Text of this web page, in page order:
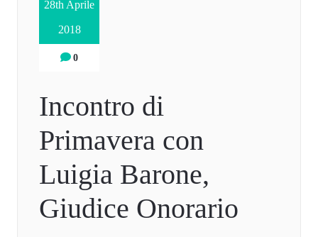
28th Aprile
2018
0
Incontro di
Primavera con
Luigia Barone,
Giudice Onorario